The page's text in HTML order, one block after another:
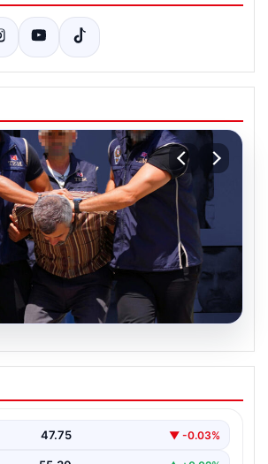
Gömülü Silahlarına
Çalışmaları ve Sonuçlar
suikast girişimine ilişkin yürütülen
47.75 ▼ -0.03%